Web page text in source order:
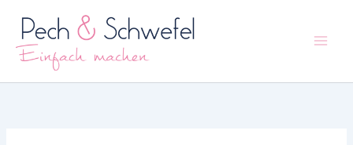
Inhalt
springen